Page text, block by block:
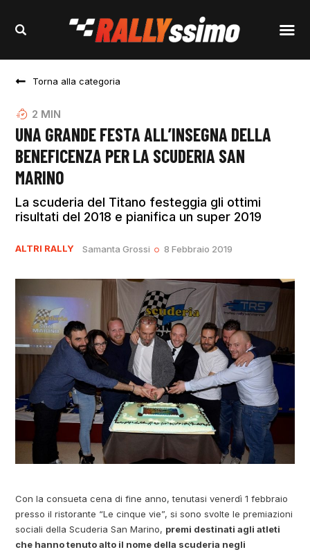
Torna alla categoria
2 MIN
UNA GRANDE FESTA ALL’INSEGNA DELLA
BENEFICENZA PER LA SCUDERIA SAN
MARINO
La scuderia del Titano festeggia gli ottimi
risultati del 2018 e pianifica un super 2019
ALTRI RALLY Samanta Grossi 8 Febbraio 2019
Con la consueta cena di fine anno, tenutasi venerdì 1 febbraio
presso il ristorante “Le cinque vie”, si sono svolte le premiazioni
sociali della Scuderia San Marino, premi destinati agli atleti
che hanno tenuto alto il nome della scuderia negli